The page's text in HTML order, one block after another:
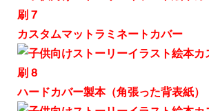
カスタムマットラミネートカバー
ハードカバー製本（角張った背表紙）